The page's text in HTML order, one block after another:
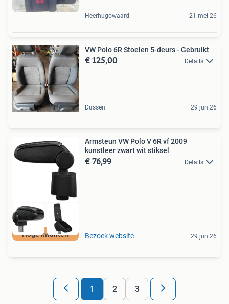
Heerhugowaard 21 mei 26
VW Polo 6R Stoelen 5-deurs - Gebruikt
€ 125,00 Details
Dussen 29 jun 26
Hoge kwaliteit
Armsteun VW Polo V 6R vf 2009
kunstleer zwart wit stiksel
€ 76,99 Details
Bezoek website 29 jun 26
1 2 3